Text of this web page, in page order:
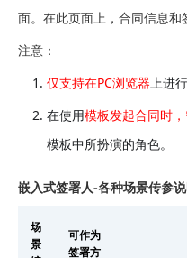
面。在此页面上，合同信息和
注意：
仅支持在PC浏览器上进
在使用模板发起合同时
模板中所扮演的角色。
嵌入式签署人-各种场景传参
场
景
可作为
签署方